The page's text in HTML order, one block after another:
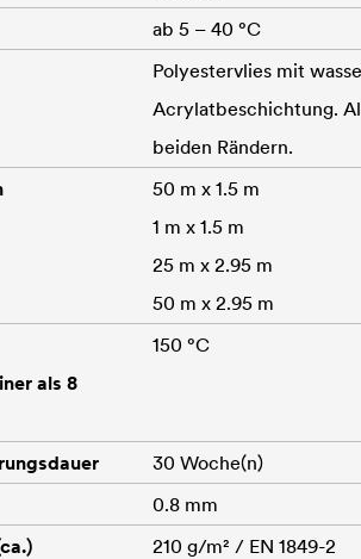
ab 5 – 40 °C
Polyestervlies mit
Acrylatbeschichtung.
beiden Rändern.
50 m x 1.5 m
1 m x 1.5 m
25 m x 2.95 m
50 m x 2.95 m
als 8
150 °C
30 Woche(n)
0.8 mm
210 g/m² / EN 1849-2